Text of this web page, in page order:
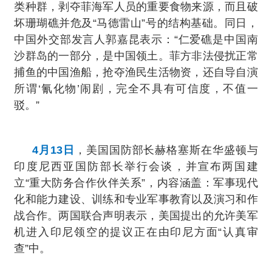
类种群，剥夺菲海军人员的重要食物来源，而且破
坏珊瑚礁并危及“马德雷山”号的结构基础。同日，
中国外交部发言人郭嘉昆表示：“仁爱礁是中国南
沙群岛的一部分，是中国领土。菲方非法侵扰正常
捕鱼的中国渔船，抢夺渔民生活物资，还自导自演
所谓‘氰化物’闹剧，完全不具有可信度，不值一
驳。”
4月13日
，美国国防部长赫格塞斯在华盛顿与
印度尼西亚国防部长举行会谈，并宣布两国建
立“重大防务合作伙伴关系”，内容涵盖：军事现代
化和能力建设、训练和专业军事教育以及演习和作
战合作。两国联合声明表示，美国提出的允许美军
机进入印尼领空的提议正在由印尼方面“认真审
查”中。